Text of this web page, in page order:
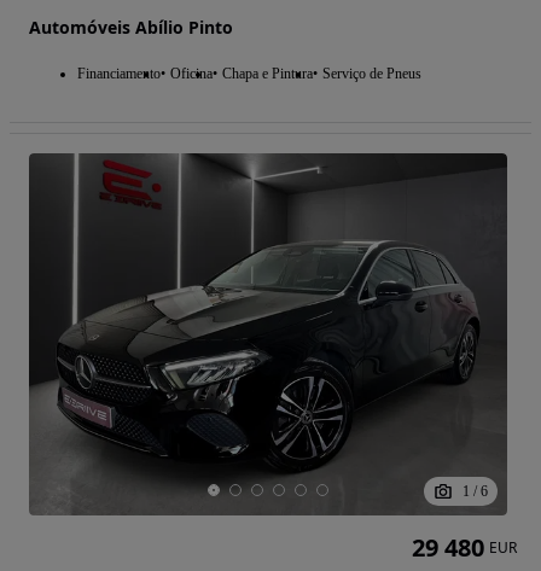
Automóveis Abílio Pinto
Financiamento Oficina Chapa e Pintura Serviço de Pneus
1 / 6
29 480 EUR